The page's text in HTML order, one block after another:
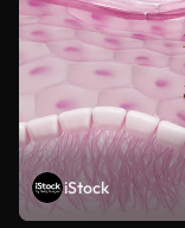
iStock